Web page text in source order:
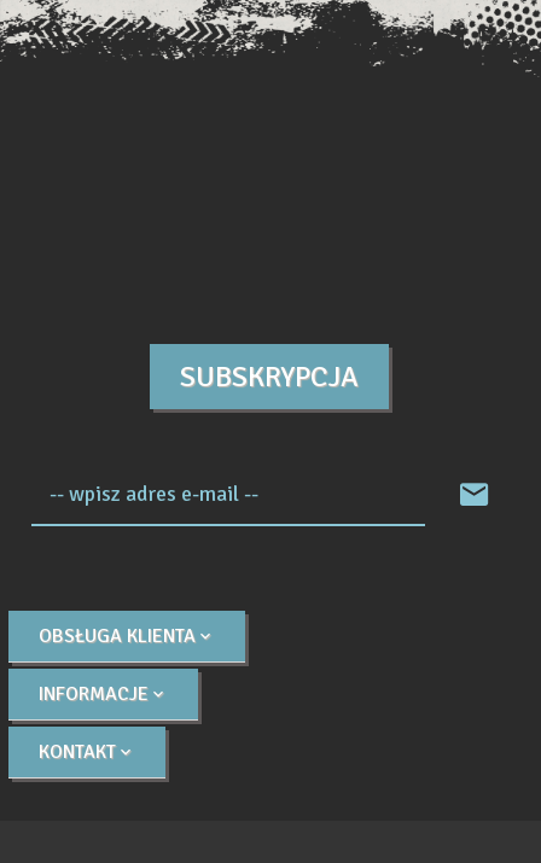
SUBSKRYPCJA
-- wpisz adres e-mail --
OBSŁUGA KLIENTA
INFORMACJE
KONTAKT